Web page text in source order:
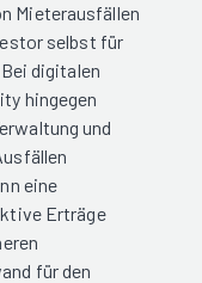
Mieterausfällen
selbst für
digitalen
hingegen
und
eine
Erträge
für den